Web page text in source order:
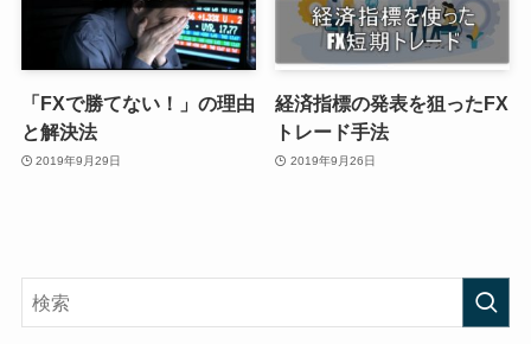
「FXで勝てない！」の理由
と解決法
2019年9月29日
経済指標の発表を狙ったFX
トレード手法
2019年9月26日